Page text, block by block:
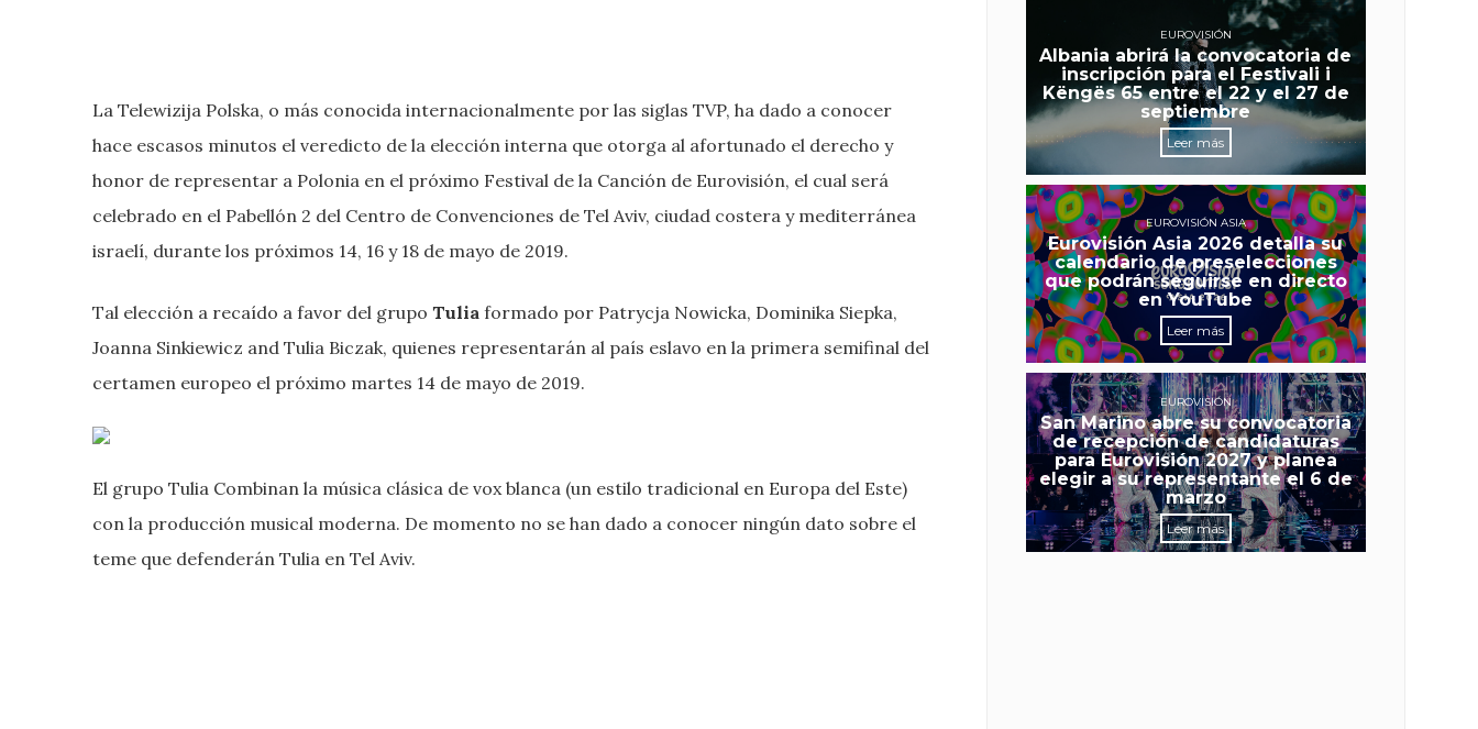
La Telewizija Polska, o más conocida internacionalmente por las siglas TVP, ha dado a conocer
hace escasos minutos el veredicto de la elección interna que otorga al afortunado el derecho y
honor de representar a Polonia en el próximo Festival de la Canción de Eurovisión, el cual será
celebrado en el Pabellón 2 del Centro de Convenciones de Tel Aviv, ciudad costera y mediterránea
israelí, durante los próximos 14, 16 y 18 de mayo de 2019.
Tal elección a recaído a favor del grupo Tulia formado por Patrycja Nowicka, Dominika Siepka,
Joanna Sinkiewicz and Tulia Biczak, quienes representarán al país eslavo en la primera semifinal del
certamen europeo el próximo martes 14 de mayo de 2019.
El grupo Tulia Combinan la música clásica de vox blanca (un estilo tradicional en Europa del Este)
con la producción musical moderna. De momento no se han dado a conocer ningún dato sobre el
teme que defenderán Tulia en Tel Aviv.
EUROVISIÓN
Albania abrirá la convocatoria de
inscripción para el Festivali i
Këngës 65 entre el 22 y el 27 de
septiembre
Leer más
EUROVISIÓN ASIA
Eurovisión Asia 2026 detalla su
calendario de preselecciones
que podrán seguirse en directo
en YouTube
Leer más
EUROVISIÓN
San Marino abre su convocatoria
de recepción de candidaturas
para Eurovisión 2027 y planea
elegir a su representante el 6 de
marzo
Leer más